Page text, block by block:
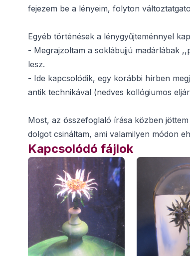
fejezem be a lényeim, folyton
Egyéb történések a lénygyűjteménnyel
- Megrajzoltam a soklábujjú madárlábak
lesz.
- Ide kapcsolódik, egy korábbi hírben
antik technikával (nedves kollógiumos
Most, az összefoglaló írása közben
dolgot csináltam, ami valamilyen módon
Kapcsolódó fájlok